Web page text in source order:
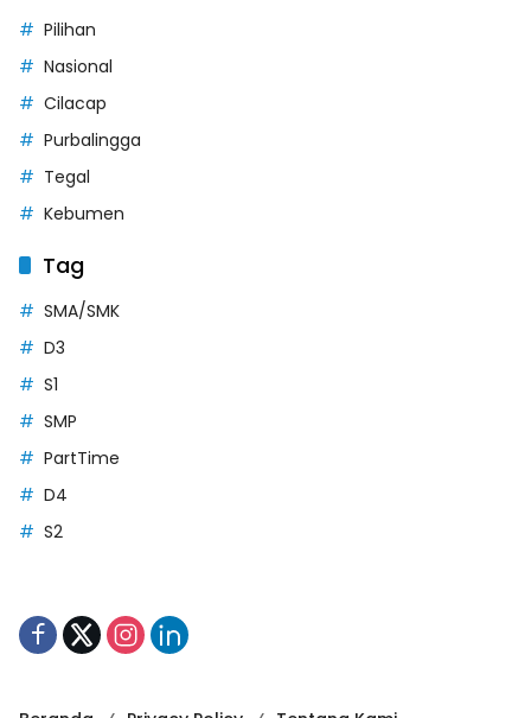
Pilihan
Nasional
Cilacap
Purbalingga
Tegal
Kebumen
Tag
SMA/SMK
D3
S1
SMP
PartTime
D4
S2